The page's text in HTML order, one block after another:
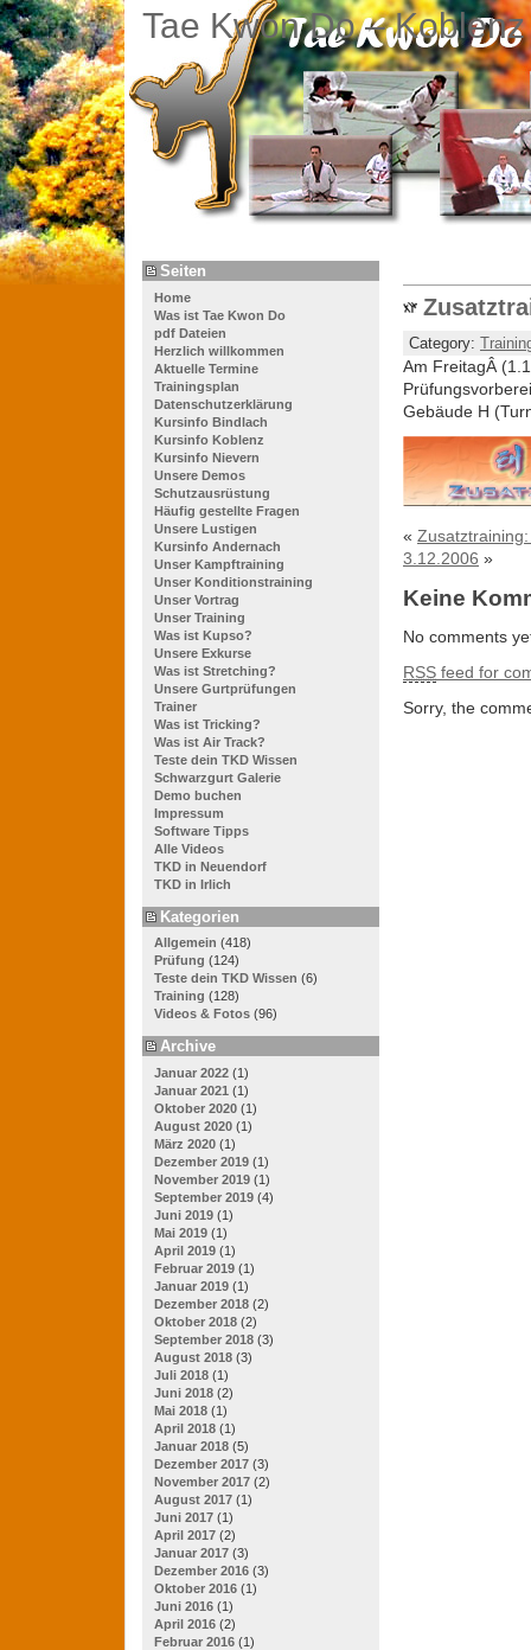
Tae Kwon Do –
Seiten
Home
Was ist Tae Kwon Do
pdf Dateien
Herzlich willkommen
Aktuelle Termine
Trainingsplan
Datenschutzerklärung
Kursinfo Bindlach
Kursinfo Koblenz
Kursinfo Nievern
Unsere Demos
Schutzausrüstung
Häufig gestellte Fragen
Unsere Lustigen
Kursinfo Andernach
Unser Kampftraining
Unser Konditionstraining
Unser Vortrag
Unser Training
Was ist Kupso?
Unsere Exkurse
Was ist Stretching?
Unsere Gurtprüfungen
Trainer
Was ist Tricking?
Was ist Air Track?
Teste dein TKD Wissen
Schwarzgurt Galerie
Demo buchen
Impressum
Software Tipps
Alle Videos
TKD in Neuendorf
TKD in Irlich
Kategorien
Allgemein (418)
Prüfung (124)
Teste dein TKD Wissen (6)
Training (128)
Videos & Fotos (96)
Archive
Januar 2022 (1)
Januar 2021 (1)
Oktober 2020 (1)
August 2020 (1)
März 2020 (1)
Dezember 2019 (1)
November 2019 (1)
September 2019 (4)
Juni 2019 (1)
Mai 2019 (1)
April 2019 (1)
Februar 2019 (1)
Januar 2019 (1)
Dezember 2018 (2)
Oktober 2018 (2)
September 2018 (3)
August 2018 (3)
Juli 2018 (1)
Juni 2018 (2)
Mai 2018 (1)
April 2018 (1)
Januar 2018 (5)
Dezember 2017 (3)
November 2017 (2)
August 2017 (1)
Juni 2017 (1)
April 2017 (2)
Januar 2017 (3)
Dezember 2016 (3)
Oktober 2016 (1)
Juni 2016 (1)
April 2016 (2)
Februar 2016 (1)
Category:
Am FreitagÂ
Gebäude H
«
3.12.2006 »
Keine
No comments
RSS feed for
Sorry, the